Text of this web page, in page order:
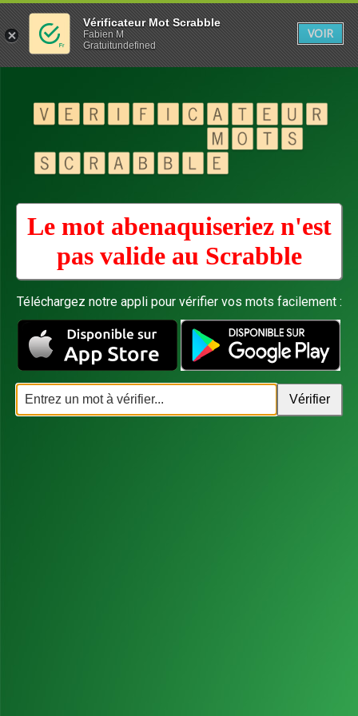
Le mot abenaquiseriez n'est
pas valide au Scrabble
Téléchargez notre appli pour vérifier vos mots facilement :
Vérificateur Mot Scrabble
Fabien M
Gratuitundefined
VOIR